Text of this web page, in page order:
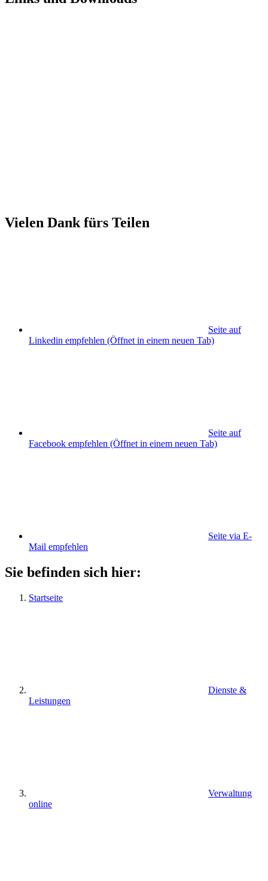
Vielen Dank fürs Teilen
Seite auf
Linkedin empfehlen (Öffnet in einem neuen Tab)
Seite auf
Facebook empfehlen (Öffnet in einem neuen Tab)
Seite via E-
Mail empfehlen
Sie befinden sich hier:
Startseite
Dienste &
Leistungen
Verwaltung
online